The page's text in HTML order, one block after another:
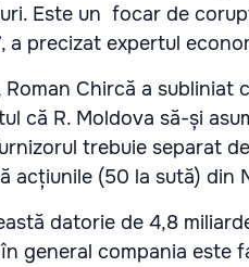
Este un focar de
a precizat expertul
Chircă a
că R. Moldova să-și
trebuie separat
acțiunile (50 la sută) din
datorie de 4,8
general compania este